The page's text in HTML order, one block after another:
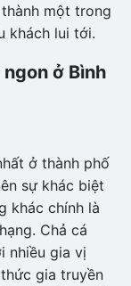
một trong
khách lui tới.
ở Bình
ở thành phố
sự khác biệt
khác chính là
Chả cá
nhiều gia vị
gia truyền